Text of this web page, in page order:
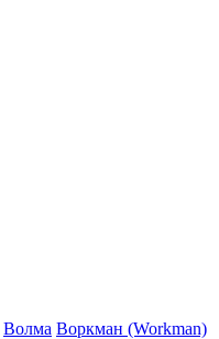
Волма Воркман (Workman)